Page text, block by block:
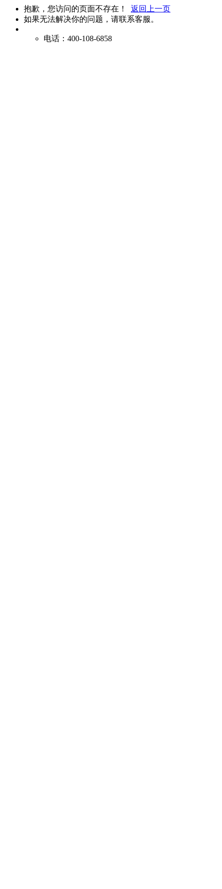
抱歉，您访问的页面不存在！ 返回上一页
如果无法解决你的问题，请联系客服。
电话：400-108-6858